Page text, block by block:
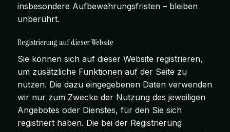
insbesondere Aufbewahrungsfristen – bleiben
unberührt.
Registrierung auf dieser Website
Sie können sich auf dieser Website registrieren,
um zusätzliche Funktionen auf der Seite zu
nutzen. Die dazu eingegebenen Daten verwenden
wir nur zum Zwecke der Nutzung des jeweiligen
Angebotes oder Dienstes, für den Sie sich
registriert haben. Die bei der Registrierung